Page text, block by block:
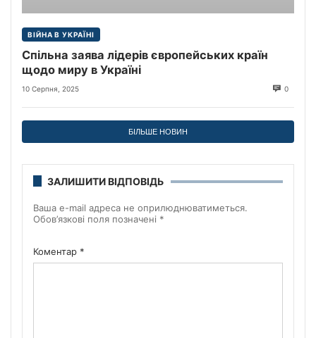
ВІЙНА В УКРАЇНІ
Спільна заява лідерів європейських країн
щодо миру в Україні
10 Серпня, 2025 0
БІЛЬШЕ НОВИН
ЗАЛИШИТИ ВІДПОВІДЬ
Ваша e-mail адреса не оприлюднюватиметься.
Обов’язкові поля позначені *
Коментар *